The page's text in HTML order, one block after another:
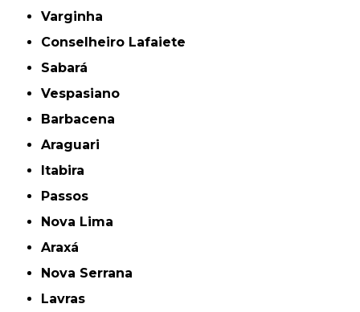
Varginha
Conselheiro Lafaiete
Sabará
Vespasiano
Barbacena
Araguari
Itabira
Passos
Nova Lima
Araxá
Nova Serrana
Lavras